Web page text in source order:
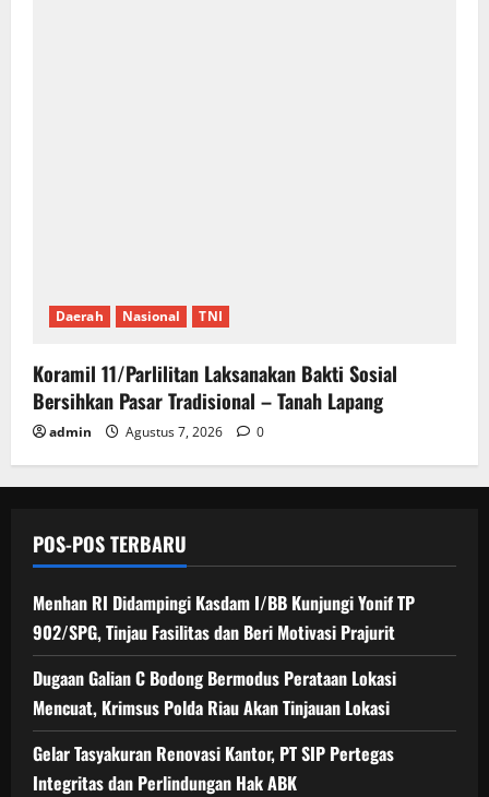
Daerah Nasional TNI
Koramil 11/Parlilitan Laksanakan Bakti Sosial
Bersihkan Pasar Tradisional – Tanah Lapang
admin Agustus 7, 2026 0
POS-POS TERBARU
Menhan RI Didampingi Kasdam I/BB Kunjungi Yonif TP
902/SPG, Tinjau Fasilitas dan Beri Motivasi Prajurit
Dugaan Galian C Bodong Bermodus Perataan Lokasi
Mencuat, Krimsus Polda Riau Akan Tinjauan Lokasi
Gelar Tasyakuran Renovasi Kantor, PT SIP Pertegas
Integritas dan Perlindungan Hak ABK